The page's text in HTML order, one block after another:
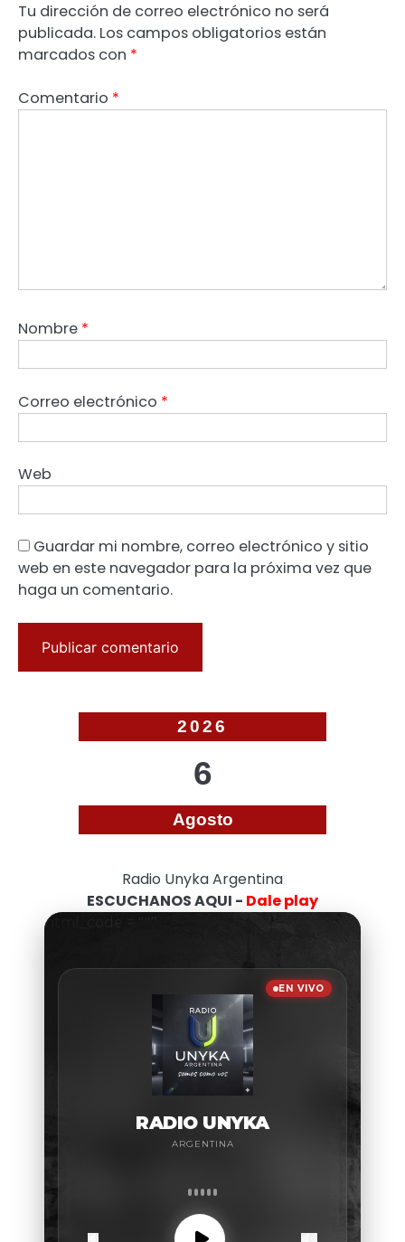
Tu dirección de correo electrónico no será
publicada. Los campos obligatorios están
marcados con *
Comentario *
Nombre *
Correo electrónico *
Web
Guardar mi nombre, correo electrónico y sitio
web en este navegador para la próxima vez que
haga un comentario.
2026
6
Agosto
Radio Unyka Argentina
ESCUCHANOS AQUI - Dale play